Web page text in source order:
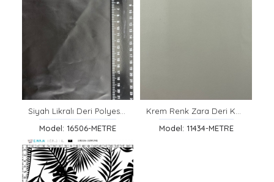
Siyah Likralı Deri Polyester Kumaş, Yerli, 150 cm
Model: 16506-METRE
Krem Renk Zara Deri Kumaş - İthal, Polyester ve Likra Karışımı, 150 cm
Model: 11434-METRE